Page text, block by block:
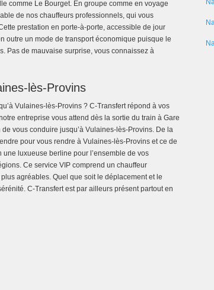
comme Le Bourget. En groupe comme en voyage
de nos chauffeurs professionnels, qui vous
prestation en porte-à-porte, accessible de jour
outre un mode de transport économique puisque le
Pas de mauvaise surprise, vous connaissez à
lès-Provins
Vulaines-lès-Provins ? C-Transfert répond à vos
entreprise vous attend dès la sortie du train à Gare
vous conduire jusqu’à Vulaines-lès-Provins. De la
pour vous rendre à Vulaines-lès-Provins et ce de
luxueuse berline pour l’ensemble de vos
Ce service VIP comprend un chauffeur
agréables. Quel que soit le déplacement et le
C-Transfert est par ailleurs présent partout en